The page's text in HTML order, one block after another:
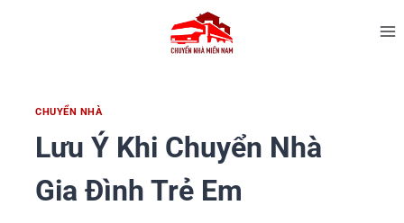
CHUYỂN NHÀ
Lưu Ý Khi Chuyển Nhà
Gia Đình Trẻ Em